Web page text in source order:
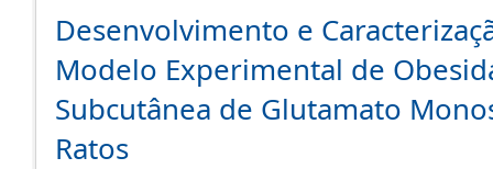
Desenvolvimento e
Modelo Experimental de
Subcutânea de Glutamato
Ratos